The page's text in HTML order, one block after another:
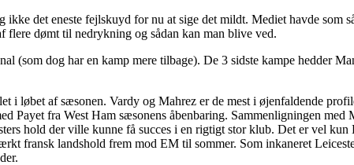
det eneste fejlskuyd for nu at sige det mildt. Mediet havde som
flere dømt til nedrykning og sådan kan man blive ved.
(som dog har en kamp mere tilbage). De 3 sidste kampe hedder
i løbet af sæsonen. Vardy og Mahrez er de mest i øjenfaldende
Payet fra West Ham sæsonens åbenbaring. Sammenligningen
hold der ville kunne få succes i en rigtigt stor klub. Det er vel
fransk landshold frem mod EM til sommer. Som inkaneret